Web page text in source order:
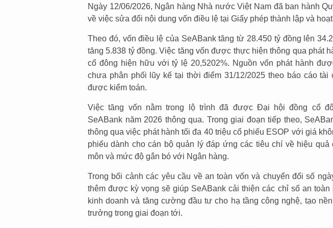
Ngày 12/06/2026, Ngân hàng Nhà nước Việt Nam đã ban hành
về việc sửa đổi nội dung vốn điều lệ tại Giấy phép thành lập và
Theo đó, vốn điều lệ của SeABank tăng từ 28.450 tỷ đồng lên
tăng 5.838 tỷ đồng. Việc tăng vốn được thực hiện thông qua phát
cổ đông hiện hữu với tỷ lệ 20,5202%. Nguồn vốn phát hành
chưa phân phối lũy kế tại thời điểm 31/12/2025 theo báo cáo tài
được kiểm toán.
Việc tăng vốn nằm trong lộ trình đã được Đại hội đồng cổ
SeABank năm 2026 thông qua. Trong giai đoạn tiếp theo,
thông qua việc phát hành tối đa 40 triệu cổ phiếu ESOP với giá
phiếu dành cho cán bộ quản lý đáp ứng các tiêu chí về hiệu quả
môn và mức độ gắn bó với Ngân hàng.
Trong bối cảnh các yêu cầu về an toàn vốn và chuyển đổi số
thêm được kỳ vọng sẽ giúp SeABank cải thiện các chỉ số an
kinh doanh và tăng cường đầu tư cho hạ tầng công nghệ, tạo
trưởng trong giai đoạn tới.